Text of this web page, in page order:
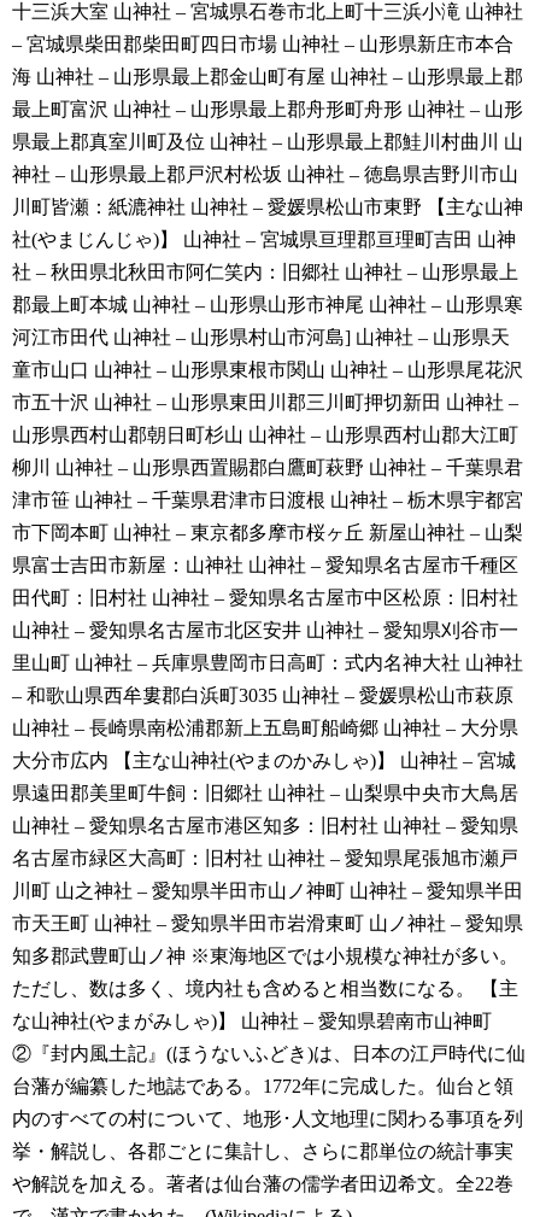
十三浜大室 山神社 – 宮城県石巻市北上町十三浜小滝 山神社
– 宮城県柴田郡柴田町四日市場 山神社 – 山形県新庄市本合
海 山神社 – 山形県最上郡金山町有屋 山神社 – 山形県最上郡
最上町富沢 山神社 – 山形県最上郡舟形町舟形 山神社 – 山形
県最上郡真室川町及位 山神社 – 山形県最上郡鮭川村曲川
山
神社 – 山形県最上郡戸沢村松坂 山神社 – 徳島県吉野川市山
川町皆瀬：紙漉神社 山神社 – 愛媛県松山市東野 【主な山神
社(やまじんじゃ)】
山神社 – 宮城県亘理郡亘理町吉田 山神
社 – 秋田県北秋田市阿仁笑内：旧郷社 山神社 – 山形県最上
郡最上町本城 山神社 – 山形県山形市神尾 山神社 – 山形県寒
河江市田代 山神社 – 山形県村山市河島] 山神社 – 山形県天
童市山口 山神社 – 山形県東根市関山 山神社 – 山形県尾花沢
市五十沢 山神社 – 山形県東田川郡三川町押切新田 山神社 –
山形県西村山郡朝日町杉山 山神社 – 山形県西村山郡大江町
柳川
山神社 – 山形県西置賜郡白鷹町萩野 山神社 – 千葉県君
津市笹 山神社 – 千葉県君津市日渡根 山神社 – 栃木県宇都宮
市下岡本町 山神社 – 東京都多摩市桜ヶ丘 新屋山神社 – 山梨
県富士吉田市新屋：山神社 山神社 – 愛知県名古屋市千種区
田代町：旧村社 山神社 – 愛知県名古屋市中区松原：旧村社
山神社 – 愛知県名古屋市北区安井 山神社 – 愛知県刈谷市一
里山町 山神社 – 兵庫県豊岡市日高町：式内名神大社 山神社
– 和歌山県西牟婁郡白浜町3035 山神社 – 愛媛県松山市萩原
山神社 – 長崎県南松浦郡新上五島町船崎郷 山神社 – 大分県
大分市広内 【主な山神社(やまのかみしゃ)】
山神社 – 宮城
県遠田郡美里町牛飼：旧郷社 山神社 – 山梨県中央市大鳥居
山神社 – 愛知県名古屋市港区知多：旧村社 山神社 – 愛知県
名古屋市緑区大高町：旧村社 山神社 – 愛知県尾張旭市瀬戸
川町 山之神社 – 愛知県半田市山ノ神町 山神社 – 愛知県半田
市天王町 山神社 – 愛知県半田市岩滑東町 山ノ神社 – 愛知県
知多郡武豊町山ノ神 ※東海地区では小規模な神社が多い。
ただし、数は多く、境内社も含めると相当数になる。
【主
な山神社(やまがみしゃ)】
山神社 – 愛知県碧南市山神町
②『封内風土記』(ほうないふどき)は、日本の江戸時代に仙
台藩が編纂した地誌である。1772年に完成した。仙台と領
内のすべての村について、地形･人文地理に関わる事項を列
挙・解説し、各郡ごとに集計し、さらに郡単位の統計事実
や解説を加える。著者は仙台藩の儒学者田辺希文。全22巻